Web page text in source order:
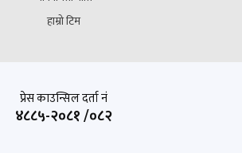
हाम्रो टिम
प्रेस काउन्सिल दर्ता नं
४८८५-२०८१ /०८२